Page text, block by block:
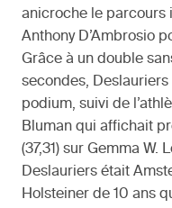
anicroche le parcours
Anthony D’Ambrosio
Grâce à un double
secondes,
podium, suivi de
Bluman qui affichait
(37,31) sur Gemma
Deslauriers était
Holsteiner de 10 ans